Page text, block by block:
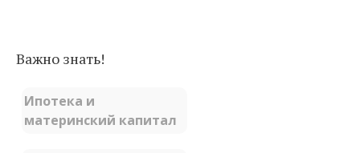
Важно знать!
Ипотека и
материнский капитал